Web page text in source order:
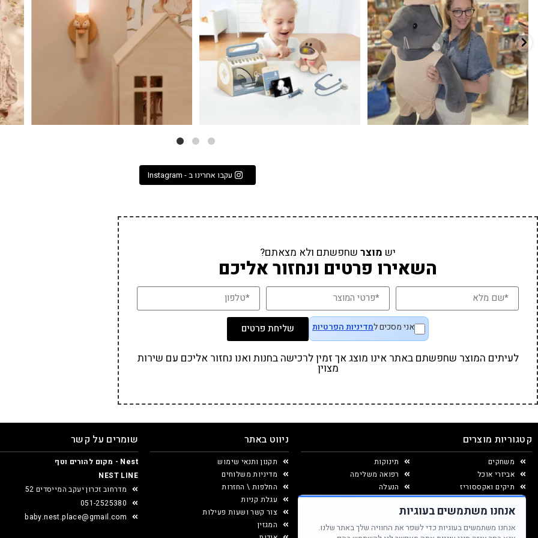
עקבו אחרינו ב - Instagram
יש מוצר שחפשתם ולא מצאתם?
השאירו פרטים ונחזור אליכם
אני מסכים למדיניות הפרטיות שליחת פרטים
לעיתים המוצר שחפשתם באתר אינו מוצג אך זמין לרכישה בחנות ואנו נחזור אליכם עם שירות
מצוין
קטגוריות מוצרים
משחקים
אביזרי אוכל
תיקים ואקססוריז
יצירה ומוצרי נייר
עיצוב החדר
תינוקות
רפואה משלימה
הנעלה
ניווט באתר
תקנון ותנאי שימוש
מדיניות משלוחים
החלפות \ החזרות
עגלת קניות
צור קשר ושעות פעילות
המגזין
שומרים על קשר
Nest - מקום להורים וטף
NEST LINE
מדרחוב זכרון יעקב המייסדים 52
051-2525380
baby.nest.place@gmail.com
אנחנו משתמשים בעוגיות
אנחנו משתמשים בעוגיות כדי לשפר את החוויה שלך באתר שלנו.